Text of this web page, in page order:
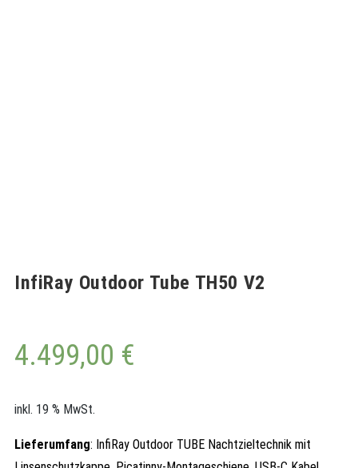
InfiRay Outdoor Tube TH50 V2
4.499,00 €
inkl. 19 % MwSt.
Lieferumfang: InfiRay Outdoor TUBE Nachtzieltechnik mit